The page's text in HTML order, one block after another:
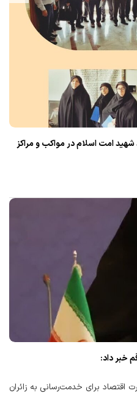
شهید امت اسلام در مواکب و مراکز
خبر داد:
وزارت اقتصاد برای خدمت‌رسانی به زائران